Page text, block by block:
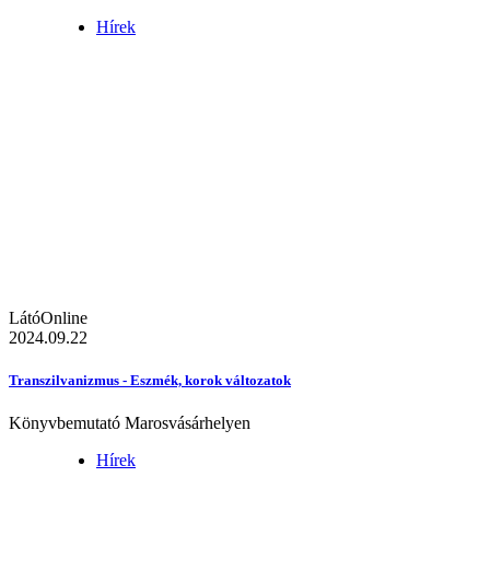
Hírek
LátóOnline
2024.09.22
Transzilvanizmus - Eszmék, korok változatok
Könyvbemutató Marosvásárhelyen
Hírek